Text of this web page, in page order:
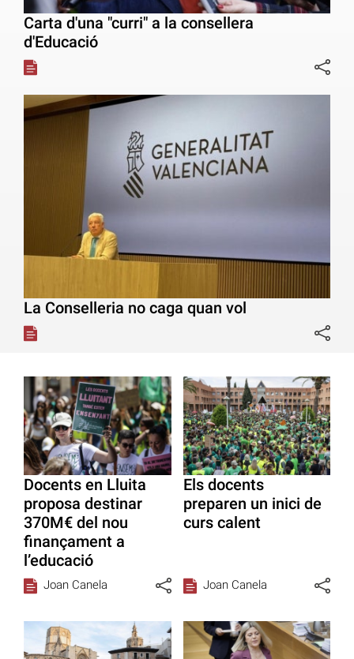
Carta d'una "curri" a la consellera
d'Educació
La Conselleria no caga quan vol
Docents en Lluita
proposa destinar
370M€ del nou
finançament a
l’educació
Joan Canela
Els docents
preparen un inici de
curs calent
Joan Canela